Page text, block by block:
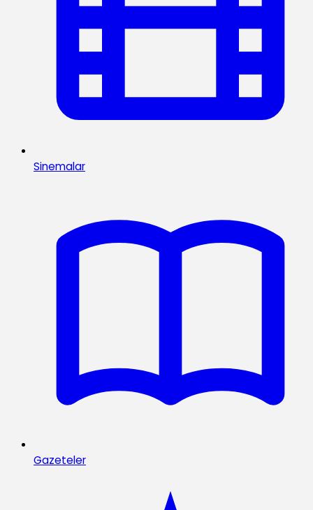
Sinemalar
Gazeteler